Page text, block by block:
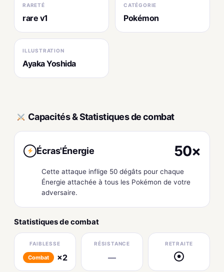
RARETÉ
rare v1
CATÉGORIE
Pokémon
ILLUSTRATION
Ayaka Yoshida
Capacités & Statistiques de combat
Écras'Énergie 50×
Cette attaque inflige 50 dégâts pour chaque
Énergie attachée à tous les Pokémon de votre
adversaire.
Statistiques de combat
FAIBLESSE
Combat ×2
RÉSISTANCE
—
RETRAITE
●